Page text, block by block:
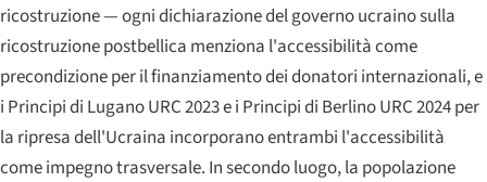
ricostruzione — ogni dichiarazione del governo ucraino sulla
ricostruzione postbellica menziona l'accessibilità come
precondizione per il finanziamento dei donatori internazionali, e
i Principi di Lugano URC 2023 e i Principi di Berlino URC 2024 per
la ripresa dell'Ucraina incorporano entrambi l'accessibilità
come impegno trasversale. In secondo luogo, la popolazione